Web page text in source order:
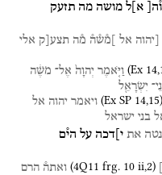
א]ל מושה מה תזעק
[יהוה אל ]מ֯ש֯ה֯ מ֯ה תצע[ק אלי
(Ex 14, וַיֹּ֤אמֶר יְהוָה֙ אֶל־ מֹשֶׁ֔ה
יִשְׂרָאֵ֖ל
(Ex SP 14,15) ויאמר יהוה אל
בני ישראל
את י]דכה על הי֯ם
(4Q11 frg. 10 ii,2) ואתה֯ הרם